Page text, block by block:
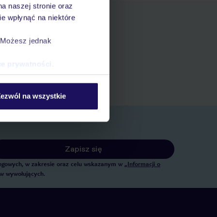
naszej stronie oraz
wpłynąć na niektóre
jednak
prywatności
na wszystkie
Zapisz się
w zakresie oraz celu wskazanym w „Informacji o
wywołujących.